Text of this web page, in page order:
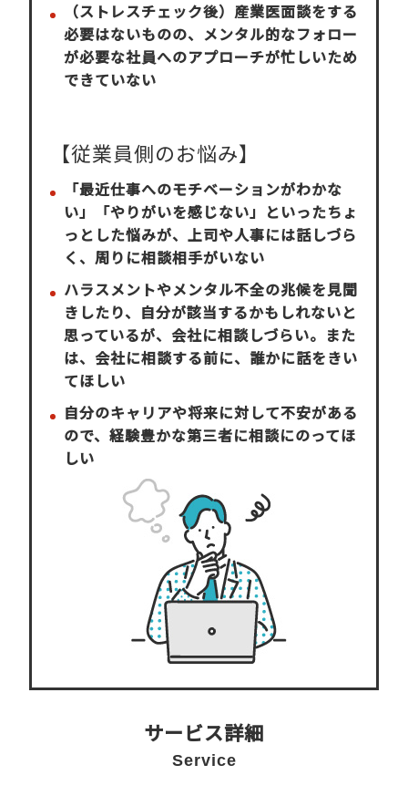
（ストレスチェック後）産業医面談をする
必要はないものの、メンタル的なフォロー
が必要な社員へのアプローチが忙しいため
できていない
【従業員側のお悩み】
「最近仕事へのモチベーションがわかな
い」「やりがいを感じない」といったちょ
っとした悩みが、上司や人事には話しづら
く、周りに相談相手がいない
ハラスメントやメンタル不全の兆候を見聞
きしたり、自分が該当するかもしれないと
思っているが、会社に相談しづらい。また
は、会社に相談する前に、誰かに話をきい
てほしい
自分のキャリアや将来に対して不安がある
ので、経験豊かな第三者に相談にのってほ
しい
サービス詳細
Service